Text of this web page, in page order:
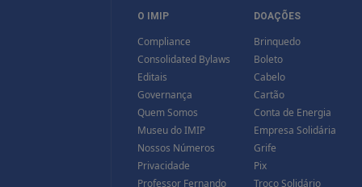
O IMIP
Compliance
Consolidated Bylaws
Editais
Governança
Quem Somos
Museu do IMIP
Nossos Números
Privacidade
Professor Fernando
DOAÇÕES
Brinquedo
Boleto
Cabelo
Cartão
Conta de Energia
Empresa Solidária
Grife
Pix
Troco Solidário